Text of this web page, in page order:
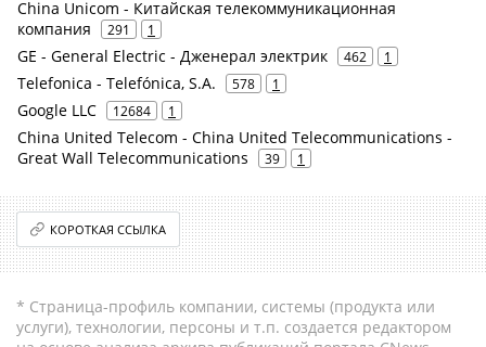
China Unicom - Китайская телекоммуникационная
компания
291 1
GE - General Electric - Дженерал электрик 462 1
Telefonica - Telefónica, S.A. 578 1
Google LLC 12684 1
China United Telecom - China United Telecommunications -
Great Wall Telecommunications
39 1
КОРОТКАЯ ССЫЛКА
* Страница-профиль компании, системы (продукта или
услуги), технологии, персоны и т.п. создается редактором